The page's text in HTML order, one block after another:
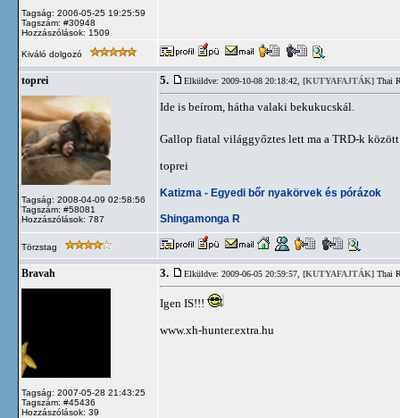
Tagság: 2006-05-25 19:25:59
Tagszám: #30948
Hozzászólások: 1509
Kiváló dolgozó
toprei
Tagság: 2008-04-09 02:58:56
Tagszám: #58081
Hozzászólások: 787
5. Elküldve: 2009-10-08 20:18:42, [KUTYAFAJTÁK] Thai
Ide is beírom, hátha valaki bekukucskál.
Gallop fiatal világgyőztes lett ma a TRD-k
toprei
Katizma - Egyedi bőr nyakörvek és pórázok
Shingamonga R
Törzstag
Bravah
Tagság: 2007-05-28 21:43:25
Tagszám: #45436
Hozzászólások: 39
3. Elküldve: 2009-06-05 20:59:57, [KUTYAFAJTÁK] Thai
Igen IS!!!
www.xh-hunter.extra.hu